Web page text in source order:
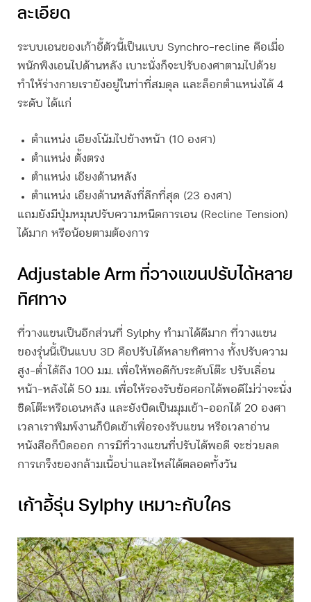
ละเอียด
ระบบเอนของเก้าอี้ตัวนี้เป็นแบบ Synchro-recline คือเมื่อ
พนักพิงเอนไปด้านหลัง เบาะนั่งก็จะปรับองศาตามไปด้วย
ทำให้ร่างกายเรายังอยู่ในท่าที่สมดุล และล็อกตำแหน่งได้ 4
ระดับ ได้แก่
ตำแหน่ง เอียงโน้มไปข้างหน้า (10 องศา)
ตำแหน่ง ตั้งตรง
ตำแหน่ง เอียงด้านหลัง
ตำแหน่ง เอียงด้านหลังที่ลึกที่สุด (23 องศา)
แถมยังมีปุ่มหมุนปรับความหนืดการเอน (Recline Tension)
ได้มาก หรือน้อยตามต้องการ
Adjustable Arm ที่วางแขนปรับได้หลาย
ทิศทาง
ที่วางแขนเป็นอีกส่วนที่ Sylphy ทำมาได้ดีมาก ที่วางแขน
ของรุ่นนี้เป็นแบบ 3D คือปรับได้หลายทิศทาง ทั้งปรับความ
สูง-ต่ำได้ถึง 100 มม. เพื่อให้พอดีกับระดับโต๊ะ ปรับเลื่อน
หน้า-หลังได้ 50 มม. เพื่อให้รองรับข้อศอกได้พอดีไม่ว่าจะนั่ง
ชิดโต๊ะหรือเอนหลัง และยังบิดเป็นมุมเข้า-ออกได้ 20 องศา
เวลาเราพิมพ์งานก็บิดเข้าเพื่อรองรับแขน หรือเวลาอ่าน
หนังสือก็บิดออก การมีที่วางแขนที่ปรับได้พอดี จะช่วยลด
การเกร็งของกล้ามเนื้อบ่าและไหล่ได้ตลอดทั้งวัน
เก้าอี้รุ่น Sylphy เหมาะกับใคร